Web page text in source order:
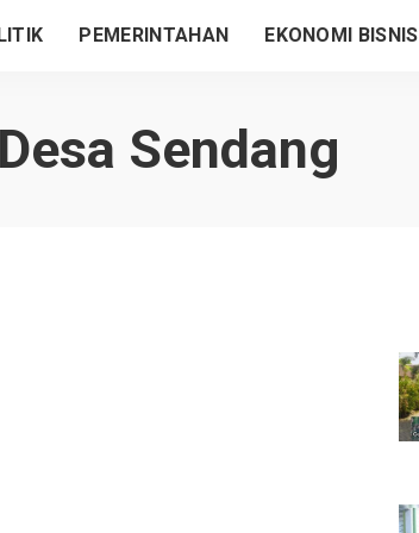
PEMERINTAHAN EKONOMI BISNIS
Desa Sendang